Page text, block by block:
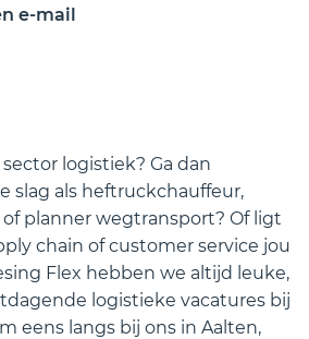
e-mail
logistiek? Ga dan
slag als heftruckchauffeur,
planner wegtransport? Of ligt
chain of customer service jou
Flex hebben we altijd leuke,
logistieke vacatures bij
eens langs bij ons in Aalten,